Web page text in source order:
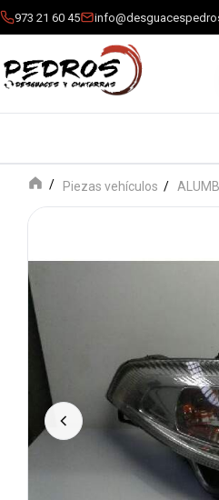
973 21 60 45
Piezas vehículos